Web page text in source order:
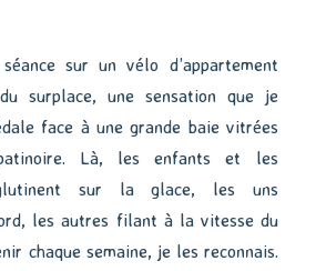
sur un vélo d’appartement
surplace, une sensation que je
face à une grande baie vitrées
Là, les enfants et les
sur la glace, les uns
les autres filant à la vitesse du
chaque semaine, je les reconnais.